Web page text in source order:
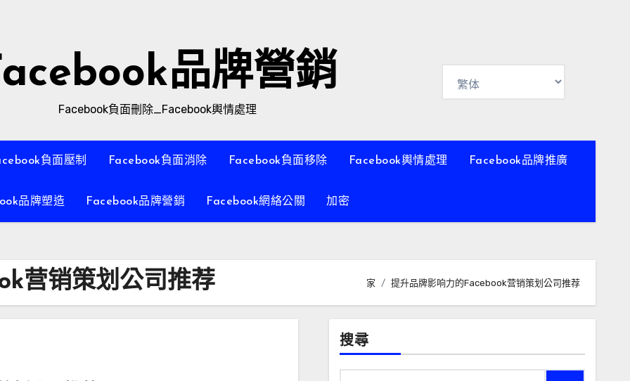
品牌營銷
Facebook負面刪除_Facebook輿情處理
負面壓制 Facebook負面消除 Facebook負面移除 Facebook輿情處理 Facebook品牌推廣
品牌塑造 Facebook品牌營銷 Facebook網絡公關 加密
营销策划公司推荐 家 提升品牌影响力的Facebook营销策划公司推荐
搜尋